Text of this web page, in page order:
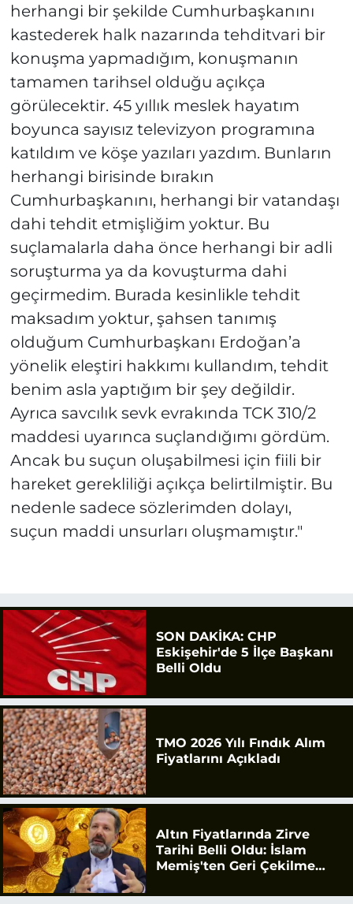
herhangi bir şekilde Cumhurbaşkanını
kastederek halk nazarında tehditvari bir
konuşma yapmadığım, konuşmanın
tamamen tarihsel olduğu açıkça
görülecektir. 45 yıllık meslek hayatım
boyunca sayısız televizyon programına
katıldım ve köşe yazıları yazdım. Bunların
herhangi birisinde bırakın
Cumhurbaşkanını, herhangi bir vatandaşı
dahi tehdit etmişliğim yoktur. Bu
suçlamalarla daha önce herhangi bir adli
soruşturma ya da kovuşturma dahi
geçirmedim. Burada kesinlikle tehdit
maksadım yoktur, şahsen tanımış
olduğum Cumhurbaşkanı Erdoğan’a
yönelik eleştiri hakkımı kullandım, tehdit
benim asla yaptığım bir şey değildir.
Ayrıca savcılık sevk evrakında TCK 310/2
maddesi uyarınca suçlandığımı gördüm.
Ancak bu suçun oluşabilmesi için fiili bir
hareket gerekliliği açıkça belirtilmiştir. Bu
nedenle sadece sözlerimden dolayı,
suçun maddi unsurları oluşmamıştır."
SON DAKİKA: CHP
Eskişehir'de 5 İlçe Başkanı
Belli Oldu
TMO 2026 Yılı Fındık Alım
Fiyatlarını Açıkladı
Altın Fiyatlarında Zirve
Tarihi Belli Oldu: İslam
Memiş'ten Geri Çekilme